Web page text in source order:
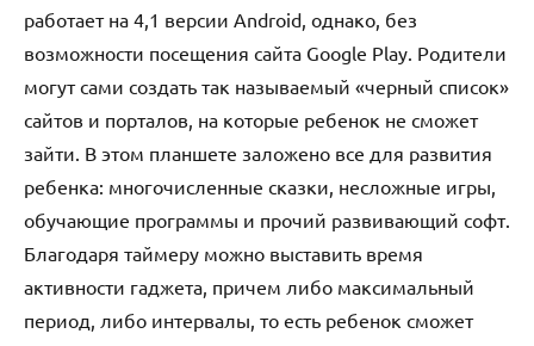
работает на 4,1 версии Android, однако, без
возможности посещения сайта Google Play. Родители
могут сами создать так называемый «черный список»
сайтов и порталов, на которые ребенок не сможет
зайти. В этом планшете заложено все для развития
ребенка: многочисленные сказки, несложные игры,
обучающие программы и прочий развивающий софт.
Благодаря таймеру можно выставить время
активности гаджета, причем либо максимальный
период, либо интервалы, то есть ребенок сможет